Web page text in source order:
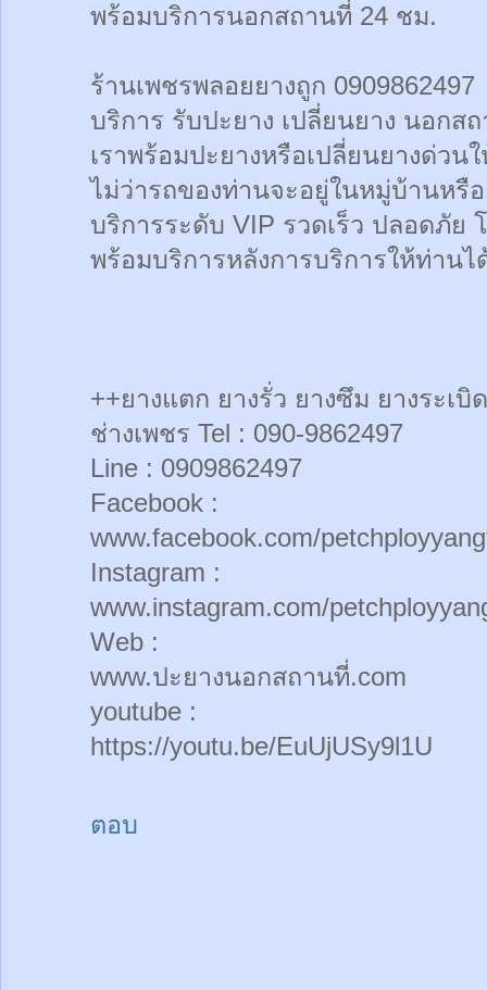
พร้อมบริการนอกสถานที่ 24 ชม.
ร้านเพชรพลอยยางถูก 0909862497
บริการ รับปะยาง เปลี่ยนยาง นอกส
เราพร้อมปะยางหรือเปลี่ยนยางด่ว
ไม่ว่ารถของท่านจะอยู่ในหมู่บ้านหรื
บริการระดับ VIP รวดเร็ว ปลอดภัย
พร้อมบริการหลังการบริการให้ท่านไ
++ยางแตก ยางรั่ว ยางซึม ยางระเบิ
ช่างเพชร Tel : 090-9862497
Line : 0909862497
Facebook :
www.facebook.com/
Instagram :
www.instagram.com/
Web :
www.ปะยางนอกสถานที่.com
youtube :
https://youtu.be/EuUjUSy9l1U
ตอบ